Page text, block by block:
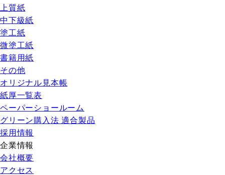
上質紙
中下級紙
塗工紙
微塗工紙
書籍用紙
その他
オリジナル見本帳
紙厚一覧表
ペーパーショールーム
グリーン購入法 適合製品
採用情報
企業情報
会社概要
アクセス